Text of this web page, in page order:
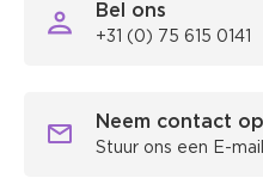
Bel ons
+31 (0) 75 615 0141
Neem contact op
Stuur ons een E-mail